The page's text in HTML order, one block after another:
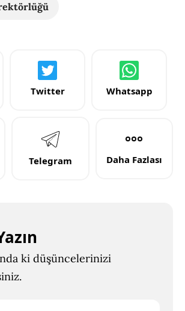
Twitter Whatsapp
Telegram Daha Fazlası
ki düşüncelerinizi